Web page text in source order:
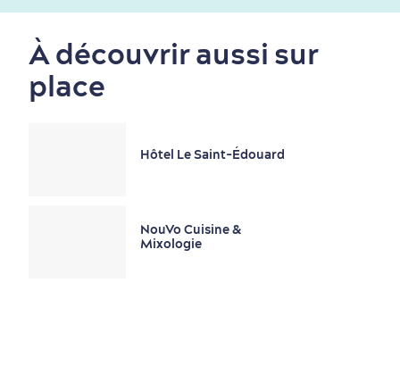
Saisons et climat
Culture animée
écoresponsable
À découvrir aussi sur
place
Hôtel Le Saint-Édouard
NouVo Cuisine &
Mixologie